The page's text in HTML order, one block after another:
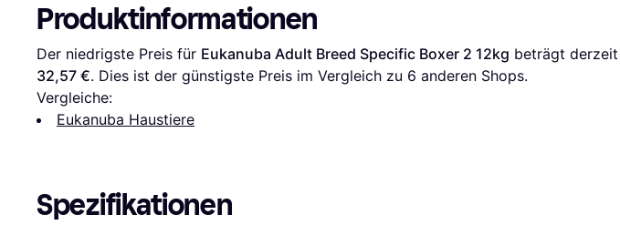
Produktinformationen
Der niedrigste Preis für Eukanuba Adult Breed Specific Boxer 2 12kg
32,57 €. Dies ist der günstigste Preis im Vergleich zu 6 anderen Shops.
Vergleiche:
Eukanuba Haustiere
Spezifikationen